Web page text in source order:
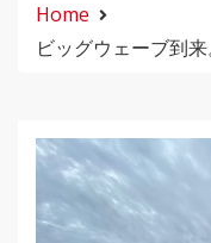
Home
ビッグウェーブ到